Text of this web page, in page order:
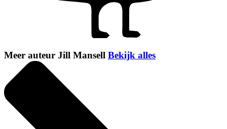
Meer auteur Jill Mansell Bekijk alles